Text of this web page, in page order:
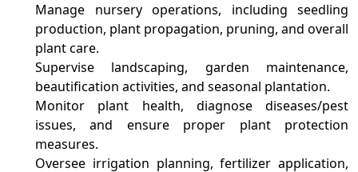
Manage nursery operations, including seedling
production, plant propagation, pruning, and overall
plant care.
Supervise landscaping, garden maintenance,
beautification activities, and seasonal plantation.
Monitor plant health, diagnose diseases/pest
issues, and ensure proper plant protection
measures.
Oversee irrigation planning, fertilizer application,